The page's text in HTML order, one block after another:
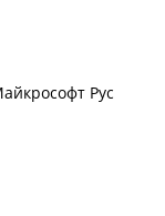
Рус